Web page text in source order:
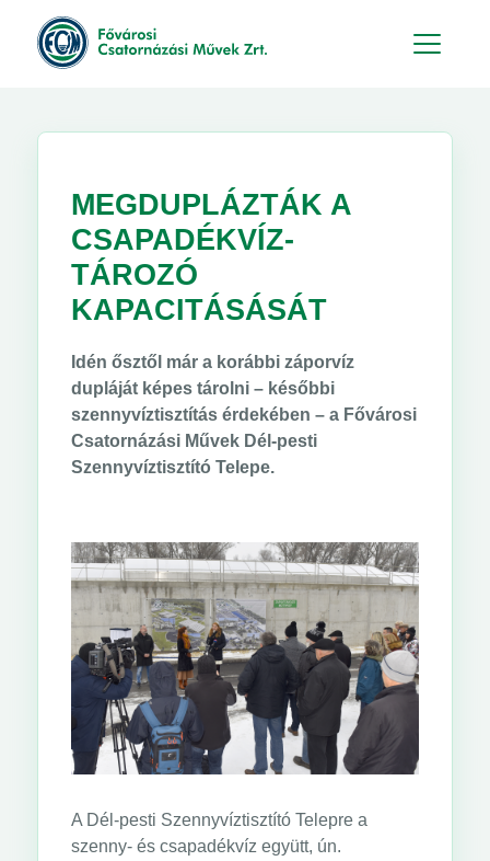
MEGDUPLÁZTÁK A
CSAPADÉKVÍZ-
TÁROZÓ
KAPACITÁSÁSÁT
Idén ősztől már a korábbi záporvíz
dupláját képes tárolni – későbbi
szennyvíztisztítás érdekében – a Fővárosi
Csatornázási Művek Dél-pesti
Szennyvíztisztító Telepe.
A Dél-pesti Szennyvíztisztító Telepre a
szenny- és csapadékvíz együtt, ún.